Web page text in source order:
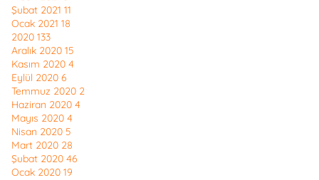
Şubat 2021 11
Ocak 2021 18
2020 133
Aralık 2020 15
Kasım 2020 4
Eylül 2020 6
Temmuz 2020 2
Haziran 2020 4
Mayıs 2020 4
Nisan 2020 5
Mart 2020 28
Şubat 2020 46
Ocak 2020 19